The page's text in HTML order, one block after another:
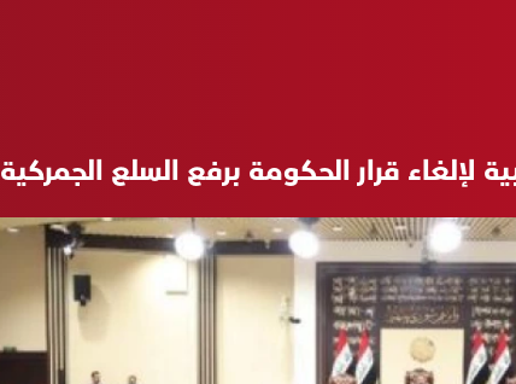
لإلغاء قرار الحكومة برفع السلع الجمركية